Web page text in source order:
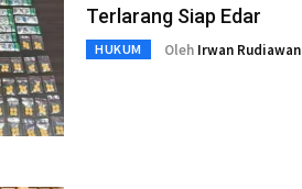
Terlarang Siap Edar
HUKUM Oleh Irwan Rudiawan